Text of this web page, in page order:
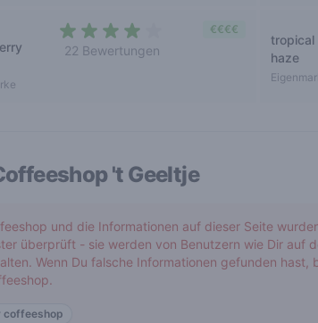
22 Bewertungen
€€€€
tropical
haze
't Geeltje
und die Informationen auf dieser Seite
überprüft - sie werden von Benutzern wie Dir auf
Wenn Du falsche Informationen gefunden hast,
coffeeshop